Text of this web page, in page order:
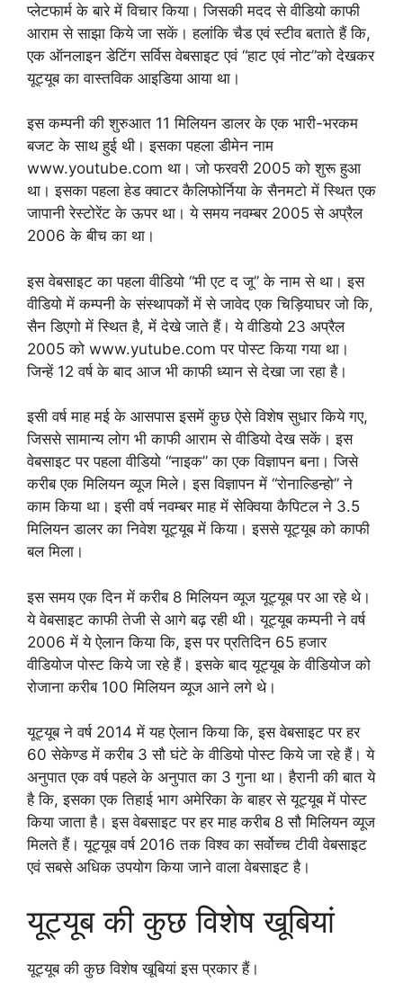
प्लेटफार्म के बारे में विचार किया। जिसकी मदद से वीडियो काफी
आराम से साझा किये जा सकें। हलांकि चैड एवं स्टीव बताते हैं कि,
एक ऑनलाइन डेटिंग सर्विस वेबसाइट एवं “हाट एवं नोट”को देखकर
यूट्यूब का वास्तविक आइडिया आया था।
इस कम्पनी की शुरुआत 11 मिलियन डालर के एक भारी-भरकम
बजट के साथ हुई थी। इसका पहला डीमेन नाम
www.youtube.com था। जो फरवरी 2005 को शुरू हुआ
था। इसका पहला हेड क्वाटर कैलिफोर्निया के सैनमटो में स्थित एक
जापानी रेस्टोरेंट के ऊपर था। ये समय नवम्बर 2005 से अप्रैल
2006 के बीच का था।
इस वेबसाइट का पहला वीडियो “मी एट द जू” के नाम से था। इस
वीडियो में कम्पनी के संस्थापकों में से जावेद एक चिड़ियाघर जो कि,
सैन डिएगो में स्थित है, में देखे जाते हैं। ये वीडियो 23 अप्रैल
2005 को www.yutube.com पर पोस्ट किया गया था।
जिन्हें 12 वर्ष के बाद आज भी काफी ध्यान से देखा जा रहा है।
इसी वर्ष माह मई के आसपास इसमें कुछ ऐसे विशेष सुधार किये गए,
जिससे सामान्य लोग भी काफी आराम से वीडियो देख सकें। इस
वेबसाइट पर पहला वीडियो “नाइक” का एक विज्ञापन बना। जिसे
करीब एक मिलियन व्यूज मिले। इस विज्ञापन में “रोनाल्डिन्हो” ने
काम किया था। इसी वर्ष नवम्बर माह में सेक्विया कैपिटल ने 3.5
मिलियन डालर का निवेश यूट्यूब में किया। इससे यूट्यूब को काफी
बल मिला।
इस समय एक दिन में करीब 8 मिलियन व्यूज यूट्यूब पर आ रहे थे।
ये वेबसाइट काफी तेजी से आगे बढ़ रही थी। यूट्यूब कम्पनी ने वर्ष
2006 में ये ऐलान किया कि, इस पर प्रतिदिन 65 हजार
वीडियोज पोस्ट किये जा रहे हैं। इसके बाद यूट्यूब के वीडियोज को
रोजाना करीब 100 मिलियन व्यूज आने लगे थे।
यूट्यूब ने वर्ष 2014 में यह ऐलान किया कि, इस वेबसाइट पर हर
60 सेकेण्ड में करीब 3 सौ घंटे के वीडियो पोस्ट किये जा रहे हैं। ये
अनुपात एक वर्ष पहले के अनुपात का 3 गुना था। हैरानी की बात ये
है कि, इसका एक तिहाई भाग अमेरिका के बाहर से यूट्यूब में पोस्ट
किया जाता है। इस वेबसाइट पर हर माह करीब 8 सौ मिलियन व्यूज
मिलते हैं। यूट्यूब वर्ष 2016 तक विश्व का सर्वोच्च टीवी वेबसाइट
एवं सबसे अधिक उपयोग किया जाने वाला वेबसाइट है।
यूट्यूब की कुछ विशेष खूबियां
यूट्यूब की कुछ विशेष खूबियां इस प्रकार हैं।